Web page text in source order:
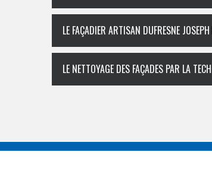
LE FAÇADIER ARTISAN DUFRESNE
LE NETTOYAGE DES FAÇADES PAR LA